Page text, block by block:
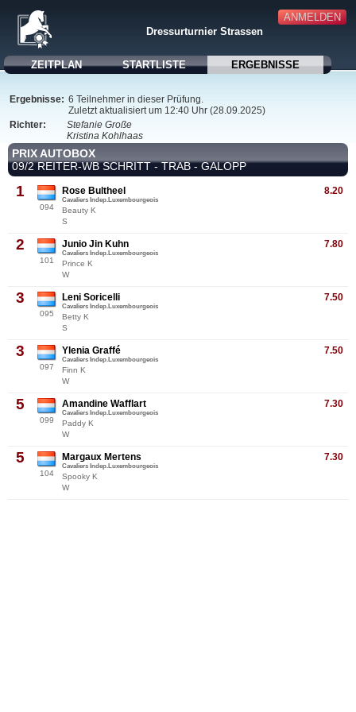
ANMELDEN
Dressurturnier Strassen
ZEITPLAN STARTLISTE ERGEBNISSE
Ergebnisse: 6 Teilnehmer in dieser Prüfung.
Zuletzt aktualisiert um 12:40 Uhr (28.09.2025)
Richter:
Stefanie Große
Kristina Kohlhaas
PRIX AUTOBOX
09/2 REITER-WB SCHRITT - TRAB - GALOPP
1
094
8.20
Rose Bultheel
Cavaliers Indep.Luxembourgeois
Beauty K
S
2
101
7.80
Junio Jin Kuhn
Cavaliers Indep.Luxembourgeois
Prince K
W
3
095
7.50
Leni Soricelli
Cavaliers Indep.Luxembourgeois
Betty K
S
3
097
7.50
Ylenia Graffé
Cavaliers Indep.Luxembourgeois
Finn K
W
5
099
7.30
Amandine Wafflart
Cavaliers Indep.Luxembourgeois
Paddy K
W
5
104
7.30
Margaux Mertens
Cavaliers Indep.Luxembourgeois
Spooky K
W